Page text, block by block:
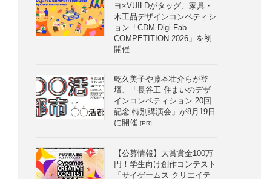
ヨ×VUILDがタッグ、家具・
木工品デザインコンペティシ
ョン「CDM Digi Fab
COMPETITION 2026」を初
開催
乾久美子や藤本壮介らが登
壇、「長谷工 住まいのデザ
インコンペティション 20回
記念 特別講演会」が8月19日
に開催 [PR]
【公募情報】大賞賞金100万
円！学生向け創作コンテスト
「サイゲームス クリエイテ